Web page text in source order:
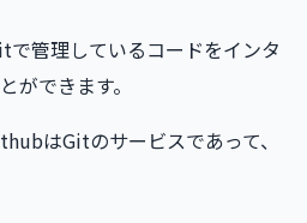
管理しているコードをインタ
ができます。
はGitのサービスであって、